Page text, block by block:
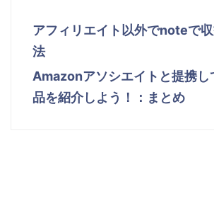
アフィリエイト以外でnoteで
法
Amazonアソシエイトと提携
品を紹介しよう！：まとめ